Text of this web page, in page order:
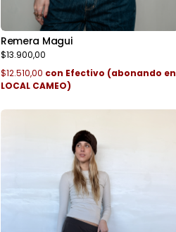
Remera Magui
$13.900,00
$12.510,00 con Efectivo (abonando en
LOCAL CAMEO)